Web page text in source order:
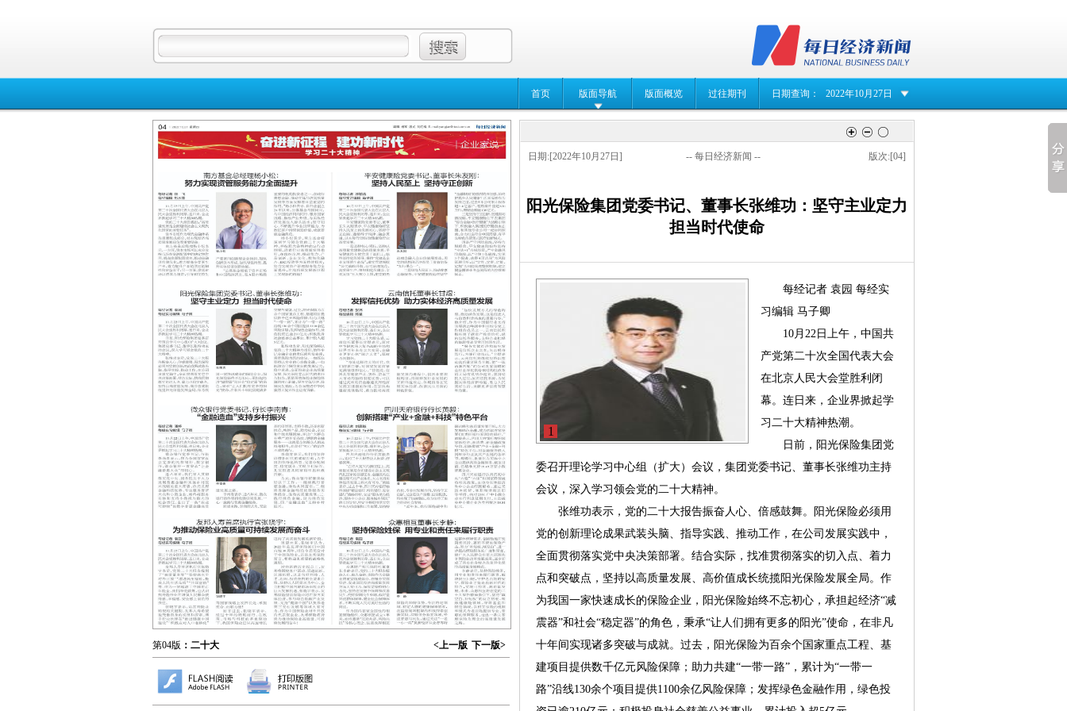
首页 版面导航 版面概览 过往期刊 日期查询： 2022年10月27日
第04版 ：二十大 下一版>
<上一版
日期:[2022年10月27日] -- 每日经济新闻 -- 版次:[04]
阳光保险集团党委书记、董事长张维功：坚守主业定力
担当时代使命
1
每经记者 袁园 每经实
习编辑 马子卿
10月22日上午，中国共
产党第二十次全国代表大会
在北京人民大会堂胜利闭
幕。连日来，企业界掀起学
习二十大精神热潮。
日前，阳光保险集团党
委召开理论学习中心组（扩大）会议，集团党委书记、董事长张维功主持
会议，深入学习领会党的二十大精神。
张维功表示，党的二十大报告振奋人心、倍感鼓舞。阳光保险必须用
党的创新理论成果武装头脑、指导实践、推动工作，在公司发展实践中，
全面贯彻落实党中央决策部署。结合实际，找准贯彻落实的切入点、着力
点和突破点，坚持以高质量发展、高价值成长统揽阳光保险发展全局。作
为我国一家快速成长的保险企业，阳光保险始终不忘初心，承担起经济“减
震器”和社会“稳定器”的角色，秉承“让人们拥有更多的阳光”使命，在非凡
十年间实现诸多突破与成就。过去，阳光保险为百余个国家重点工程、基
建项目提供数千亿元风险保障；助力共建“一带一路”，累计为“一带一
路”沿线130余个项目提供1100余亿风险保障；发挥绿色金融作用，绿色投